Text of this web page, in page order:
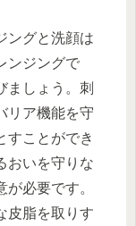
ングと洗顔は
ンジングで
ましょう。刺
リア機能を守
すことができ
おいを守りな
必要です。
皮脂を取りす